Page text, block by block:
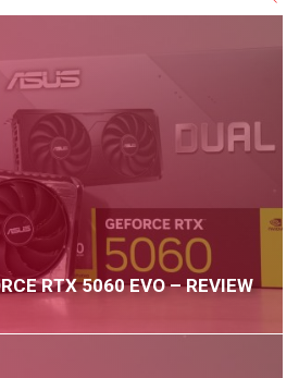
RTX 5060 EVO – REVIEW